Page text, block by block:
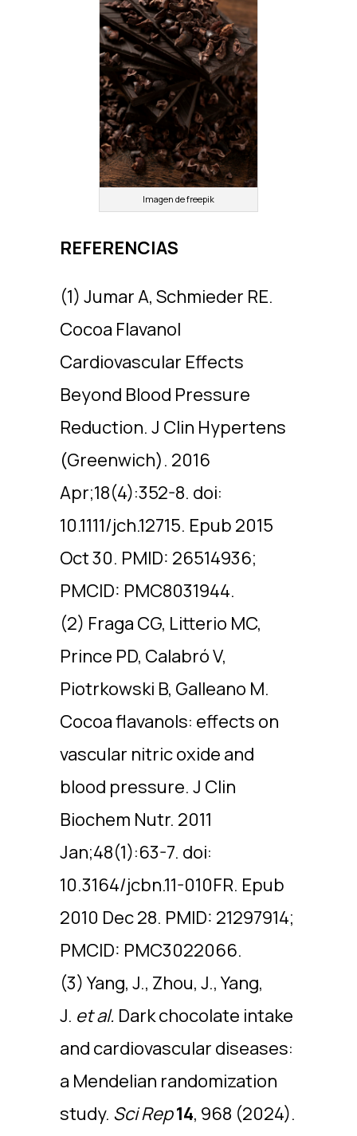
Imagen de freepik
REFERENCIAS
(1) Jumar A, Schmieder RE.
Cocoa Flavanol
Cardiovascular Effects
Beyond Blood Pressure
Reduction. J Clin Hypertens
(Greenwich). 2016
Apr;18(4):352-8. doi:
10.1111/jch.12715. Epub 2015
Oct 30. PMID: 26514936;
PMCID: PMC8031944.
(2) Fraga CG, Litterio MC,
Prince PD, Calabró V,
Piotrkowski B, Galleano M.
Cocoa flavanols: effects on
vascular nitric oxide and
blood pressure. J Clin
Biochem Nutr. 2011
Jan;48(1):63-7. doi:
10.3164/jcbn.11-010FR. Epub
2010 Dec 28. PMID: 21297914;
PMCID: PMC3022066.
(3) Yang, J., Zhou, J., Yang,
J. et al. Dark chocolate intake
and cardiovascular diseases:
a Mendelian randomization
study. Sci Rep14, 968 (2024).